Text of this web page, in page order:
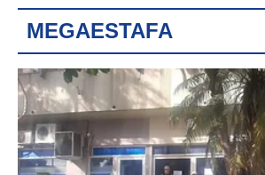
MEGAESTAFA